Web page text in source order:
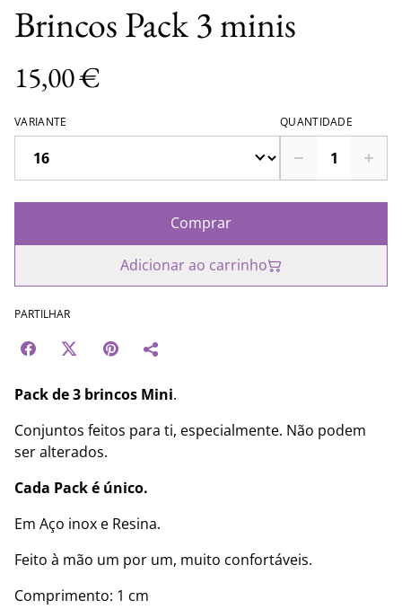
Brincos Pack 3 minis
15,00 €
VARIANTE QUANTIDADE
Comprar
Adicionar ao carrinho
PARTILHAR
Pack de 3 brincos Mini.
Conjuntos feitos para ti, especialmente. Não podem
ser alterados.
Cada Pack é único.
Em Aço inox e Resina.
Feito à mão um por um, muito confortáveis.
Comprimento: 1 cm